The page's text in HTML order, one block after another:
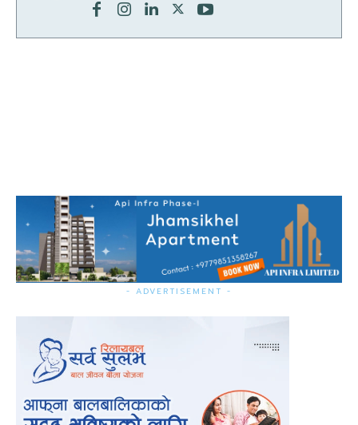
- ADVERTISEMENT -